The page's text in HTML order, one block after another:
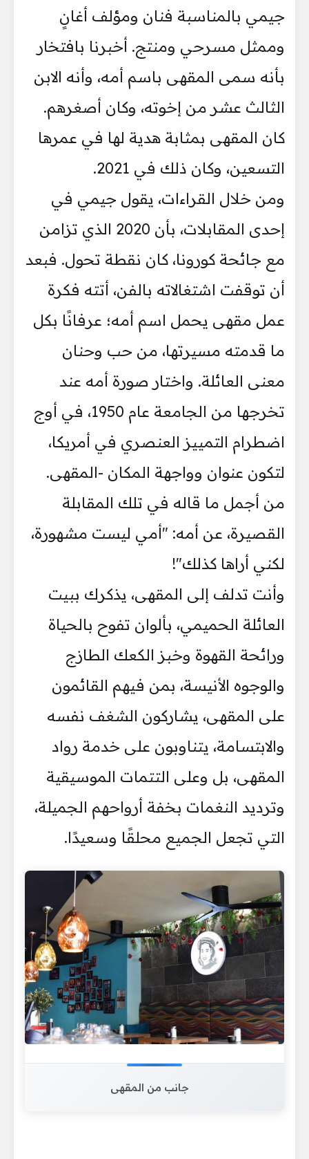
جيمي بالمناسبة فنان ومؤلف أغانٍ
وممثل مسرحي ومنتج. أخبرنا بافتخار
بأنه سمى المقهى باسم أمه، وأنه الابن
الثالث عشر من إخوته، وكان أصغرهم.
كان المقهى بمثابة هدية لها في عمرها
التسعين، وكان ذلك في 2021.
ومن خلال القراءات، يقول جيمي في
إحدى المقابلات، بأن 2020 الذي تزامن
مع جائحة كورونا، كان نقطة تحول. فبعد
أن توقفت اشتغالاته بالفن، أتته فكرة
عمل مقهى يحمل اسم أمه؛ عرفانًا بكل
ما قدمته مسيرتها، من حب وحنان
معنى العائلة. واختار صورة أمه عند
تخرجها من الجامعة عام 1950، في أوج
اضطرام التمييز العنصري في أمريكا،
لتكون عنوان وواجهة المكان -المقهى.
من أجمل ما قاله في تلك المقابلة
القصيرة، عن أمه: "أمي ليست مشهورة،
لكني أراها كذلك"!
وأنت تدلف إلى المقهى، يذكرك ببيت
العائلة الحميمي، بألوان تفوح بالحياة
ورائحة القهوة وخبز الكعك الطازج
والوجوه الأنيسة، بمن فيهم القائمون
على المقهى، يشاركون الشغف نفسه
والابتسامة، يتناوبون على خدمة رواد
المقهى، بل وعلى التتمات الموسيقية
وترديد النغمات بخفة أرواحهم الجميلة،
التي تجعل الجميع محلقًا وسعيدًا.
جانب من المقهى